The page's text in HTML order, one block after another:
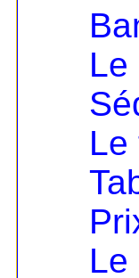
Le
Le
Le